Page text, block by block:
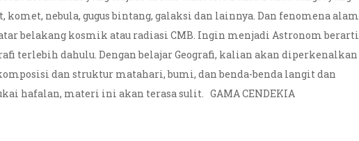
nebula, gugus bintang, galaksi dan lainnya. Dan fenomena alam
belakang kosmik atau radiasi CMB. Ingin menjadi Astronom berarti
terlebih dahulu. Dengan belajar Geografi, kalian akan diperkenalkan
dan struktur matahari, bumi, dan benda-benda langit dan
hafalan, materi ini akan terasa sulit. GAMA CENDEKIA